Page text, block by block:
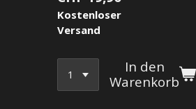
Kostenloser
Versand
In den
Warenkorb